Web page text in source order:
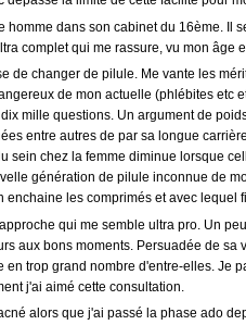
homme dans son cabinet du 16ème. Il
complet qui me rassure, vu mon âge
de changer de pilule. Me vante les
de mon actuelle (phlébites etc
mille questions. Un argument de
entre autres de par sa longue
sein chez la femme diminue lorsque
génération de pilule inconnue de
enchaine les comprimés et avec lequel
qui me semble ultra pro. Un
aux bons moments. Persuadée de sa
trop grand nombre d'entre-elles. Je
j'ai aimé cette consultation.
alors que j'ai passé la phase ado